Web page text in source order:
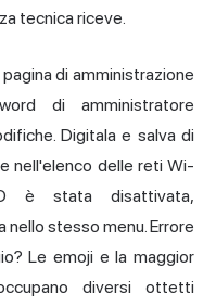
tecnica riceve.
di amministrazione
di amministratore
Digitala e salva di
nell'elenco delle reti Wi-
è stata disattivata,
stesso menu. Errore
Le emoji e la maggior
diversi ottetti